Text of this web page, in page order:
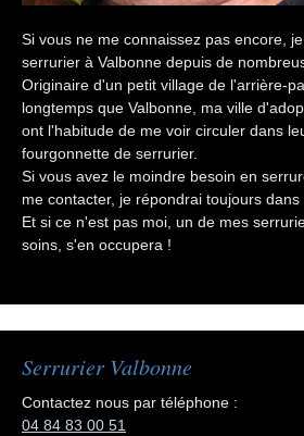
Si vous ne me connaissez pas encore,
serrurier à Valbonne depuis de
Originaire d'un petit village de l'arrière-
longtemps que Valbonne, ma ville
ont l'habitude de me voir circuler dans
fourgonnette de serrurier.
Si vous avez le moindre besoin en
me contacter, je répondrai toujours
Et si ce n'est pas moi, un de mes
soins, s'en occupera !
Serrurier Valbonne
Contactez nous par téléphone :
04 84 83 00 51